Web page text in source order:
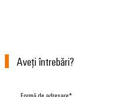
Aveţi întrebări?